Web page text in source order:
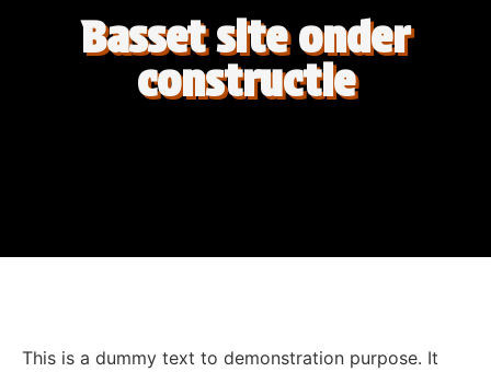
Basset site onder
constructie
This is a dummy text to demonstration purpose. It